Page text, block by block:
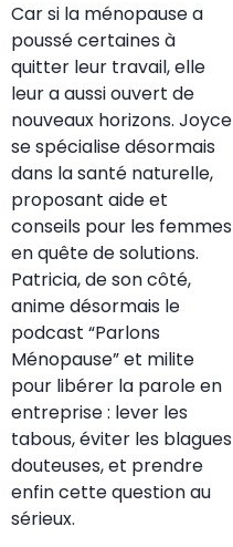
Car si la ménopause a
poussé certaines à
quitter leur travail, elle
leur a aussi ouvert de
nouveaux horizons. Joyce
se spécialise désormais
dans la santé naturelle,
proposant aide et
conseils pour les femmes
en quête de solutions.
Patricia, de son côté,
anime désormais le
podcast “Parlons
Ménopause” et milite
pour libérer la parole en
entreprise : lever les
tabous, éviter les blagues
douteuses, et prendre
enfin cette question au
sérieux.